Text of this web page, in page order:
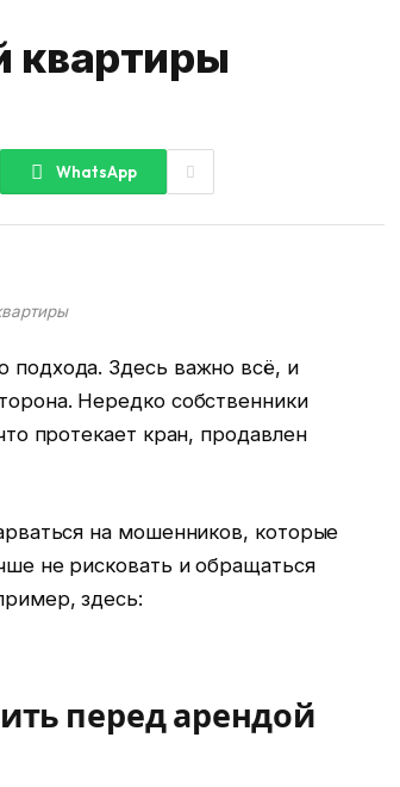
квартиры
WhatsApp
подхода. Здесь важно всё, и
Нередко собственники
протекает кран, продавлен
на мошенников, которые
не рисковать и обращаться
здесь:
перед арендой